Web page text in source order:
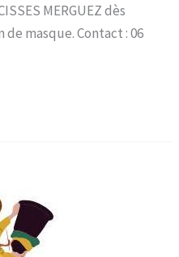
MERGUEZ dès
masque. Contact : 06